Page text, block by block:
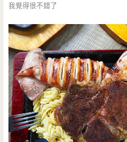
我覺得很不錯了